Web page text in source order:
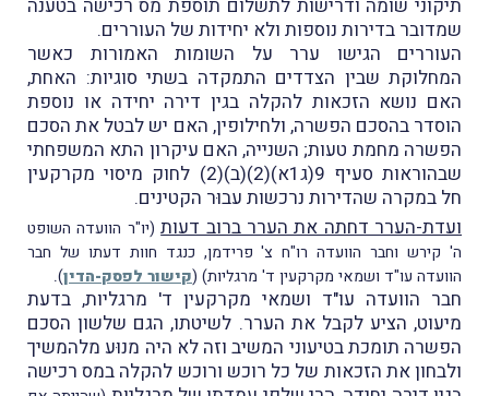
תיקוני שומה ודרישות לתשלום תוספת מס רכישה בטענה
שמדובר בדירות נוספות ולא יחידות של העוררים.
העוררים הגישו ערר על השומות האמורות כאשר
המחלוקת שבין הצדדים התמקדה בשתי סוגיות: האחת,
האם נושא הזכאות להקלה בגין דירה יחידה או נוספת
הוסדר בהסכם הפשרה, ולחילופין, האם יש לבטל את הסכם
הפשרה מחמת טעות; השנייה, האם עיקרון התא המשפחתי
שבהוראות סעיף 9(ג1א)(2)(ב)(2) לחוק מיסוי מקרקעין
חל במקרה שהדירות נרכשות עבוּר הקטינים.
ועדת-הערר דחתה את הערר ברוב דעות (יו"ר הוועדה השופט
ה' קירש וחבר הוועדה רו"ח צ' פרידמן, כנגד חוות דעתו של חבר
הוועדה עו"ד ושמאי מקרקעין ד' מרגליות) (קישור לפסק-הדין)
.
חבר הוועדה עו"ד ושמאי מקרקעין ד' מרגליות, בדעת
מיעוט, הציע לקבל את הערר. לשיטתו, הגם שלשון הסכם
הפשרה תומכת בטיעוני המשיב וזה לא היה מנוּע מלהמשיך
ולבחון את הזכאות של כל רוכש ורוכש להקלה במס רכישה